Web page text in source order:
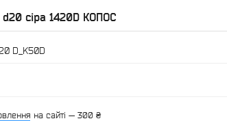
сіра 1420D КОПОС
D_K50D
на сайті — 300 ₴